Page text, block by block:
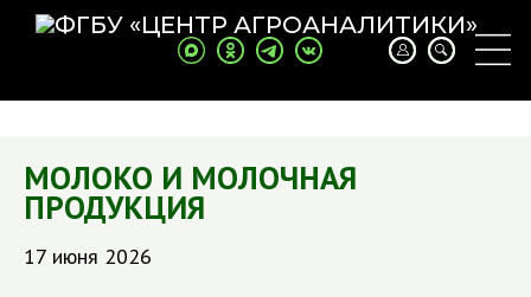
МОЛОКО И МОЛОЧНАЯ
ПРОДУКЦИЯ
17 июня 2026